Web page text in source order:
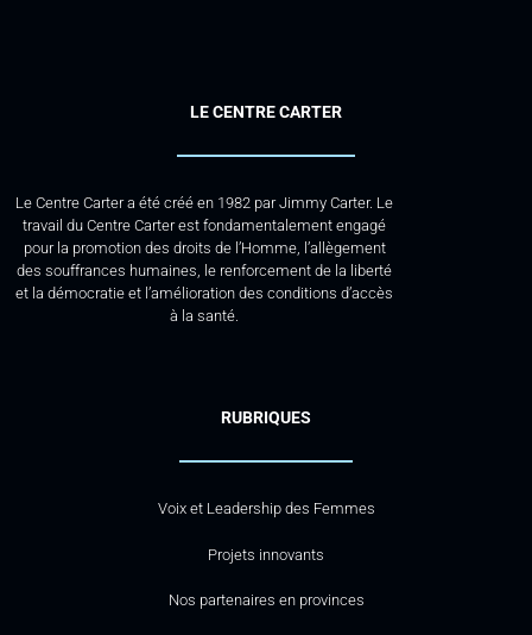
LE CENTRE CARTER
Le Centre Carter a été créé en 1982 par Jimmy Carter. Le
travail du Centre Carter est fondamentalement engagé
pour la promotion des droits de l’Homme, l’allègement
des souffrances humaines, le renforcement de la liberté
et la démocratie et l’amélioration des conditions d’accès
à la santé.
RUBRIQUES
Voix et Leadership des Femmes
Projets innovants
Nos partenaires en provinces